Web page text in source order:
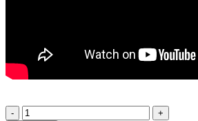
-
+